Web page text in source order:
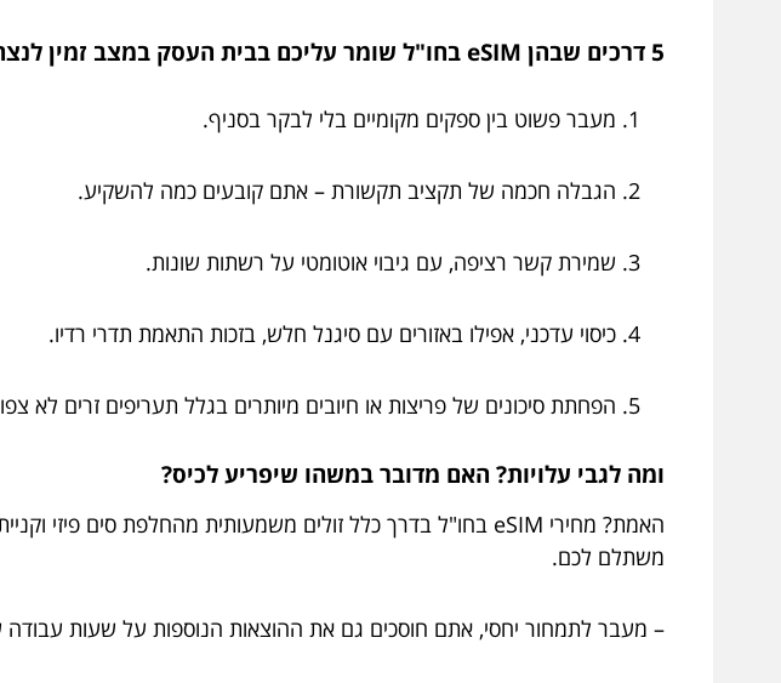
5 דרכים שבהן eSIM בחו"ל שומר עליכם בבית העסק במצב זמין לנצח
מעבר פשוט בין ספקים מקומיים בלי לבקר בסניף.
הגבלה חכמה של תקציב תקשורת – אתם קובעים כמה להשקיע.
שמירת קשר רציפה, עם גיבוי אוטומטי על רשתות שונות.
כיסוי עדכני, אפילו באזורים עם סיגנל חלש, בזכות התאמת תדרי רדיו.
הפחתת סיכונים של פריצות או חיובים מיותרים בגלל תעריפים זרים לא
ומה לגבי עלויות? האם מדובר במשהו שיפריע לכיס?
האמת? מחירי eSIM בחו"ל בדרך כלל זולים משמעותית מהחלפת סים פיזי וקניית חבילת גלישה חו"ל רגילה. למדו באתר
משתלם לכם.
– מעבר לתמחור יחסי, אתם חוסכים גם את ההוצאות הנוספות על שעות